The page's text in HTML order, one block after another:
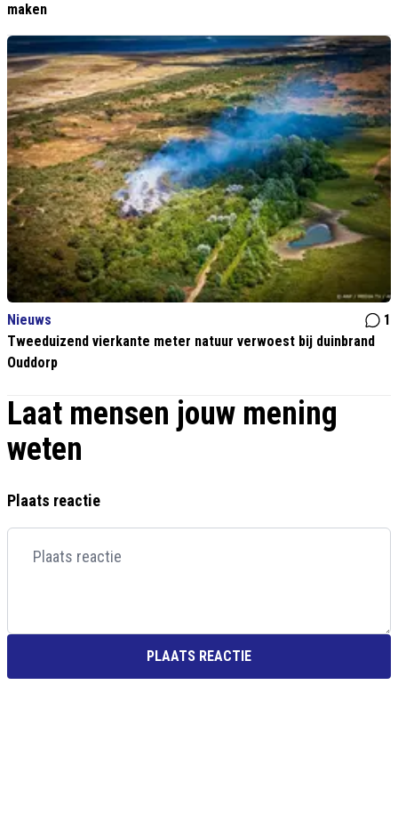
maken
Nieuws
1
Tweeduizend vierkante meter natuur verwoest bij duinbrand
Ouddorp
Laat mensen jouw mening
weten
Plaats reactie
PLAATS REACTIE